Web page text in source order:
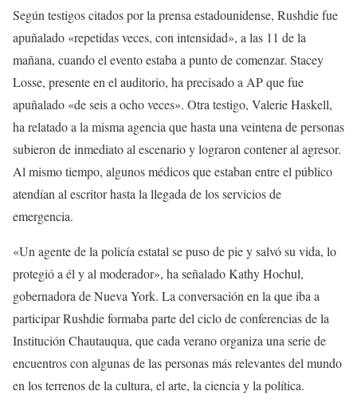
Según testigos citados por la prensa estadounidense, Rushdie fue
apuñalado «repetidas veces, con intensidad», a las 11 de la
mañana, cuando el evento estaba a punto de comenzar. Stacey
Losse, presente en el auditorio, ha precisado a AP que fue
apuñalado «de seis a ocho veces». Otra testigo, Valerie Haskell,
ha relatado a la misma agencia que hasta una veintena de personas
subieron de inmediato al escenario y lograron contener al agresor.
Al mismo tiempo, algunos médicos que estaban entre el público
atendían al escritor hasta la llegada de los servicios de
emergencia.
«Un agente de la policía estatal se puso de pie y salvó su vida, lo
protegió a él y al moderador», ha señalado Kathy Hochul,
gobernadora de Nueva York. La conversación en la que iba a
participar Rushdie formaba parte del ciclo de conferencias de la
Institución Chautauqua, que cada verano organiza una serie de
encuentros con algunas de las personas más relevantes del mundo
en los terrenos de la cultura, el arte, la ciencia y la política.